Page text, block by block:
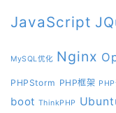
JavaScript
MySQL优化 Nginx
PHPStorm PHP框架
boot ThinkPHP